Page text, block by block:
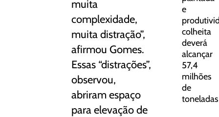
muita
complexidade,
muita distração”,
afirmou Gomes.
Essas “distrações”,
observou,
abriram espaço
para elevação de
e
colheita
deverá
alcançar
57,4
milhões
de
toneladas